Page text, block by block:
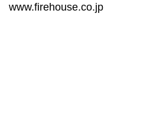
www.firehouse.co.jp